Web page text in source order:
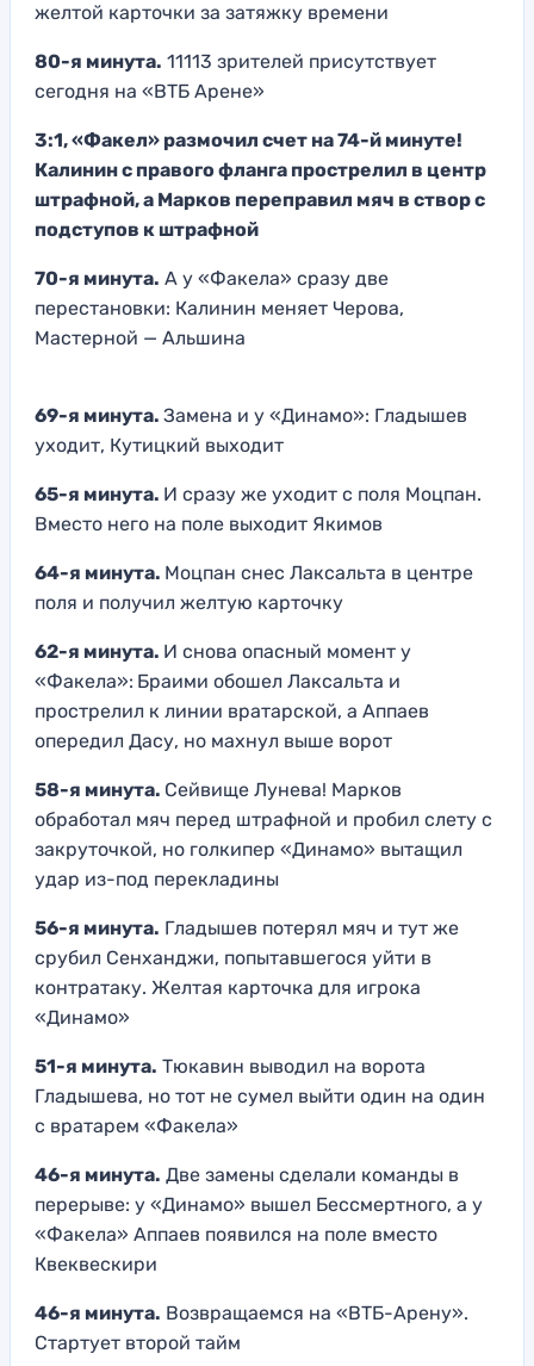
желтой карточки за затяжку времени
80-я минута. 11113 зрителей присутствует
сегодня на «ВТБ Арене»
3:1, «Факел» размочил счет на 74-й минуте!
Калинин с правого фланга прострелил в центр
штрафной, а Марков переправил мяч в створ с
подступов к штрафной
70-я минута. А у «Факела» сразу две
перестановки: Калинин меняет Черова,
Мастерной — Альшина
69-я минута. Замена и у «Динамо»: Гладышев
уходит, Кутицкий выходит
65-я минута. И сразу же уходит с поля Моцпан.
Вместо него на поле выходит Якимов
64-я минута. Моцпан снес Лаксальта в центре
поля и получил желтую карточку
62-я минута. И снова опасный момент у
«Факела»: Браими обошел Лаксальта и
прострелил к линии вратарской, а Аппаев
опередил Дасу, но махнул выше ворот
58-я минута. Сейвище Лунева! Марков
обработал мяч перед штрафной и пробил слету с
закруточкой, но голкипер «Динамо» вытащил
удар из-под перекладины
56-я минута. Гладышев потерял мяч и тут же
срубил Сенханджи, попытавшегося уйти в
контратаку. Желтая карточка для игрока
«Динамо»
51-я минута. Тюкавин выводил на ворота
Гладышева, но тот не сумел выйти один на один
с вратарем «Факела»
46-я минута. Две замены сделали команды в
перерыве: у «Динамо» вышел Бессмертного, а у
«Факела» Аппаев появился на поле вместо
Квеквескири
46-я минута. Возвращаемся на «ВТБ-Арену».
Стартует второй тайм